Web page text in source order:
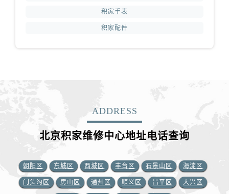
积家手表
积家配件
ADDRESS
北京积家维修中心地址电话查询
朝阳区 东城区 西城区 丰台区 石景山区 海淀区
门头沟区 房山区 通州区 顺义区 昌平区 大兴区